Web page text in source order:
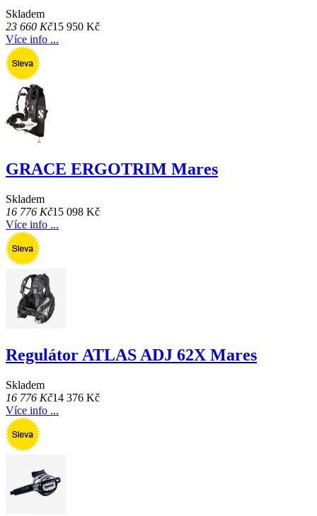
Skladem
23 660 Kč15 950 Kč
Více info ...
GRACE ERGOTRIM Mares
Skladem
16 776 Kč15 098 Kč
Více info ...
Regulátor ATLAS ADJ 62X Mares
Skladem
16 776 Kč14 376 Kč
Více info ...